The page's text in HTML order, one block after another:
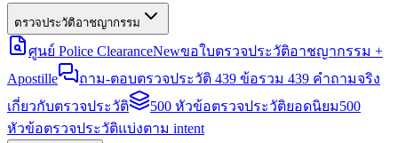
ตรวจประวัติอาชญากรรม
ศูนย์ Police ClearanceNewขอใบตรวจประวัติอาชญากรรม +
Apostille
ถาม-ตอบตรวจประวัติ 439 ข้อรวม 439 คำถามจริง
เกี่ยวกับตรวจประวัติ
500 หัวข้อตรวจประวัติยอดนิยม500
หัวข้อตรวจประวัติแบ่งตาม intent